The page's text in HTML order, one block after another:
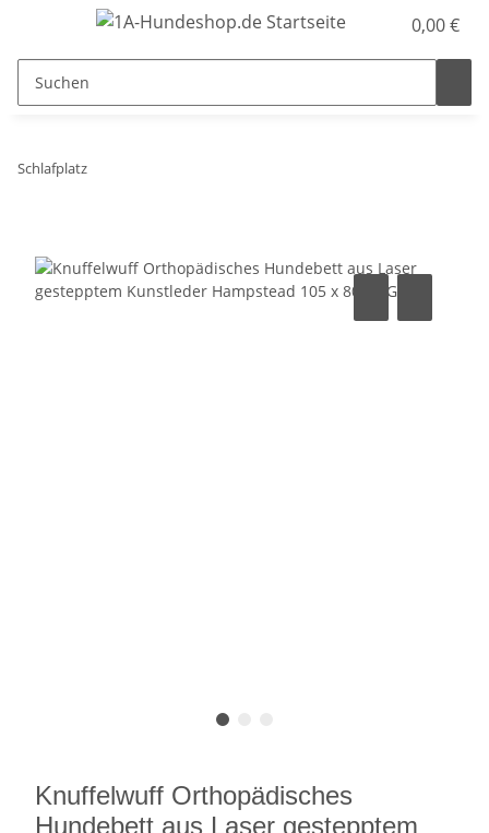
0,00 €
Schlafplatz
Knuffelwuff Orthopädisches
Hundebett aus Laser gestepptem